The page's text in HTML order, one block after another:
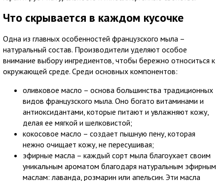
Что скрывается в каждом кусочке
Одна из главных особенностей французского мыла –
натуральный состав. Производители уделяют особое
внимание выбору ингредиентов, чтобы бережно относиться к
окружающей среде. Среди основных компонентов:
оливковое масло – основа большинства традиционных
видов французского мыла. Оно богато витаминами и
антиоксидантами, которые питают и увлажняют кожу,
делая ее мягкой и шелковистой;
кокосовое масло – создает пышную пену, которая
нежно очищает кожу, не пересушивая;
эфирные масла – каждый сорт мыла благоухает своим
уникальным ароматом благодаря натуральным эфирным
маслам: лаванда, розмарин или апельсин. Эти масла